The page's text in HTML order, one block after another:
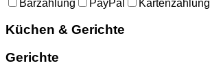
Barzahlung PayPal Kartenzahlung
Küchen & Gerichte
Gerichte